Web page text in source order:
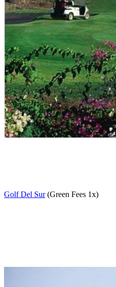
Golf Del Sur(Green Fees 1x)